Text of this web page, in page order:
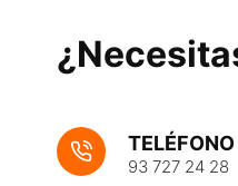
TELÉFONO
93 727 24 28